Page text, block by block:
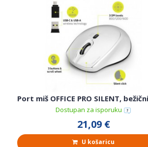
Port miš OFFICE PRO SILENT,
Dostupan za isporuku
21,09 €
U košaricu